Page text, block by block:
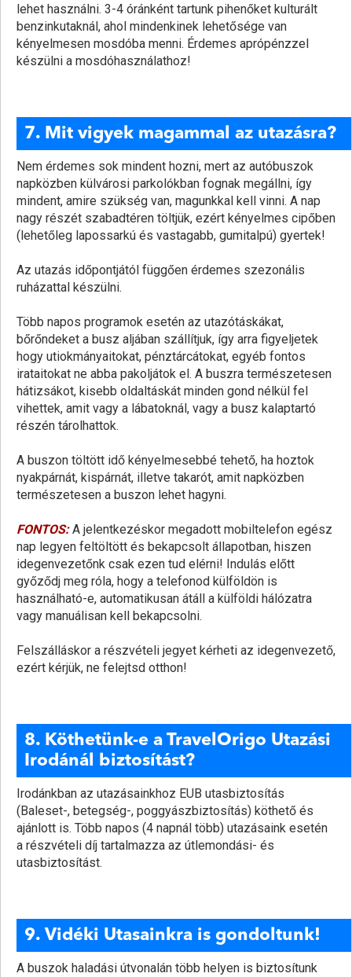
lehet használni. 3-4 óránként tartunk pihenőket kulturált
benzinkutaknál, ahol mindenkinek lehetősége van
kényelmesen mosdóba menni. Érdemes aprópénzzel
készülni a mosdóhasználathoz!
7. Mit vigyek magammal az utazásra?
Nem érdemes sok mindent hozni, mert az autóbuszok
napközben külvárosi parkolókban fognak megállni, így
mindent, amire szükség van, magunkkal kell vinni. A nap
nagy részét szabadtéren töltjük, ezért kényelmes cipőben
(lehetőleg lapossarkú és vastagabb, gumitalpú) gyertek!
Az utazás időpontjától függően érdemes szezonális
ruházattal készülni.
Több napos programok esetén az utazótáskákat,
bőrőndeket a busz aljában szállítjuk, így arra figyeljetek
hogy utiokmányaitokat, pénztárcátokat, egyéb fontos
irataitokat ne abba pakoljátok el. A buszra természetesen
hátizsákot, kisebb oldaltáskát minden gond nélkül fel
vihettek, amit vagy a lábatoknál, vagy a busz kalaptartó
részén tárolhattok.
A buszon töltött idő kényelmesebbé tehető, ha hoztok
nyakpárnát, kispárnát, illetve takarót, amit napközben
természetesen a buszon lehet hagyni.
FONTOS:A jelentkezéskor megadott mobiltelefon egész
nap legyen feltöltött és bekapcsolt állapotban, hiszen
idegenvezetőnk csak ezen tud elérni! Indulás előtt
győződj meg róla, hogy a telefonod külföldön is
használható-e, automatikusan átáll a külföldi hálózatra
vagy manuálisan kell bekapcsolni.
Felszálláskor a részvételi jegyet kérheti az idegenvezető,
ezért kérjük, ne felejtsd otthon!
8. Köthetünk-e a TravelOrigo Utazási
Irodánál biztosítást?
Irodánkban az utazásainkhoz EUB utasbiztosítás
(Baleset-, betegség-, poggyászbiztosítás) köthető és
ajánlott is. Több napos (4 napnál több) utazásaink esetén
a részvételi díj tartalmazza az útlemondási- és
utasbiztosítást.
9. Vidéki Utasainkra is gondoltunk!
A buszok haladási útvonalán több helyen is biztosítunk